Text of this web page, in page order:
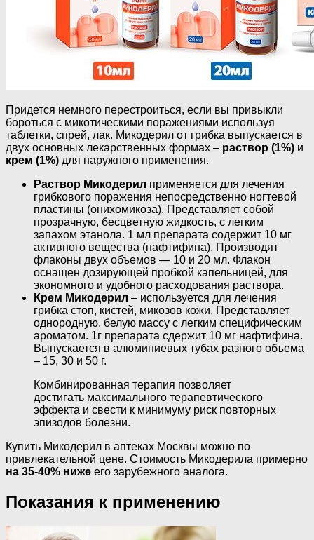
Придется немного перестроиться, если вы привыкли
бороться с микотическими поражениями используя
таблетки, спрей, лак. Микодерил от грибка выпускается в
двух основных лекарственных формах – раствор (1%) и
крем (1%) для наружного применения.
Раствор Микодерил применяется для лечения
грибкового поражения непосредственно ногтевой
пластины (онихомикоза). Представляет собой
прозрачную, бесцветную жидкость, с легким
запахом этанола. 1 мл препарата содержит 10 мг
активного вещества (нафтифина). Производят
флаконы двух объемов — 10 и 20 мл. Флакон
оснащен дозирующей пробкой капельницей, для
экономного и удобного расходования раствора.
Крем Микодерил – используется для лечения
грибка стоп, кистей, микозов кожи. Представляет
однородную, белую массу с легким специфическим
ароматом. 1г препарата сдержит 10 мг нафтифина.
Выпускается в алюминиевых тубах разного объема
– 15, 30 и 50 г.
Комбинированная терапия позволяет
достигать максимального терапевтического
эффекта и свести к минимуму риск повторных
эпизодов болезни.
Купить Микодерил в аптеках Москвы можно по
привлекательной цене. Стоимость Микодерила примерно
на 35-40% ниже его зарубежного аналога.
Показания к применению